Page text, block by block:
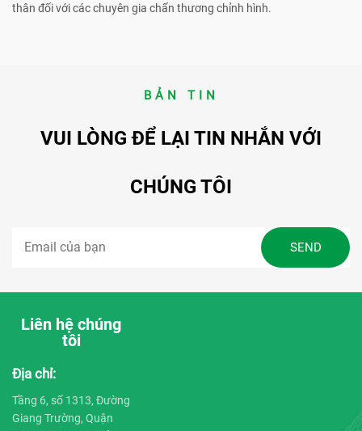
thân đối với các chuyên gia chấn thương chỉnh hình.
BẢN TIN
VUI LÒNG ĐỂ LẠI TIN NHẮN VỚI
CHÚNG TÔI
Liên hệ chúng
tôi
Địa chỉ:
Tầng 6, số 1313, Đường
Giang Trường, Quận